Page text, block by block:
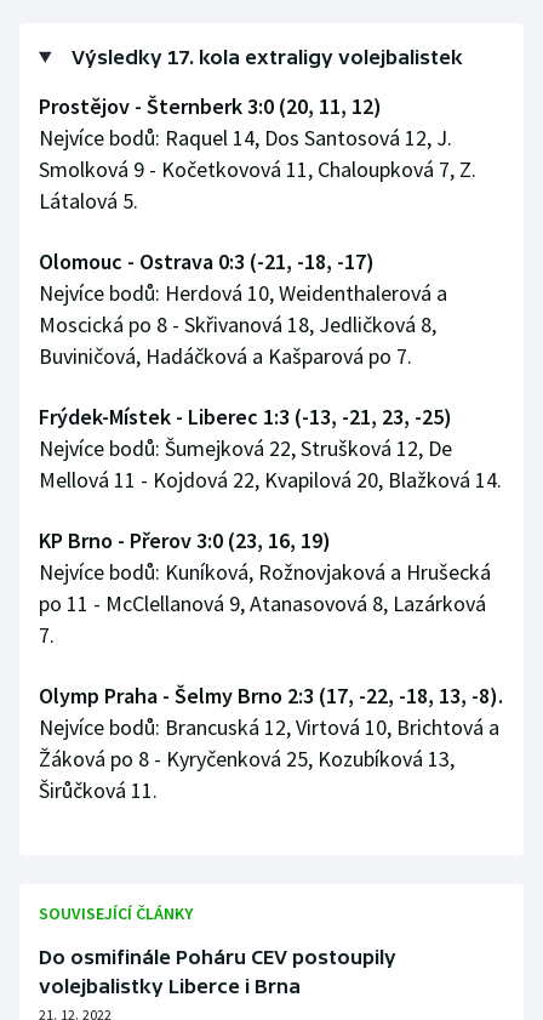
Lyže a snowboard
Moderní pětiboj
Motorsport
Parasport
Plavání
Plážový volejbal
Ragby
Rychlobruslení
Rychlostní kanoistika
Short track
Sportovní střelba
Stolní tenis
Volejbal
Výsledky 17. kola extraligy volejbalistek
Prostějov - Šternberk 3:0 (20, 11, 12)
Nejvíce bodů: Raquel 14, Dos Santosová 12, J.
Smolková 9 - Kočetkovová 11, Chaloupková 7, Z.
Látalová 5.
Olomouc - Ostrava 0:3 (-21, -18, -17)
Nejvíce bodů: Herdová 10, Weidenthalerová a
Moscická po 8 - Skřivanová 18, Jedličková 8,
Buviničová, Hadáčková a Kašparová po 7.
Frýdek-Místek - Liberec 1:3 (-13, -21, 23, -25)
Nejvíce bodů: Šumejková 22, Strušková 12, De
Mellová 11 - Kojdová 22, Kvapilová 20, Blažková 14.
KP Brno - Přerov 3:0 (23, 16, 19)
Nejvíce bodů: Kuníková, Rožnovjaková a Hrušecká
po 11 - McClellanová 9, Atanasovová 8, Lazárková
7.
Olymp Praha - Šelmy Brno 2:3 (17, -22, -18, 13, -8).
Nejvíce bodů: Brancuská 12, Virtová 10, Brichtová a
Žáková po 8 - Kyryčenková 25, Kozubíková 13,
Širůčková 11.
SOUVISEJÍCÍ ČLÁNKY
Do osmifinále Poháru CEV postoupily
volejbalistky Liberce i Brna
21. 12. 2022